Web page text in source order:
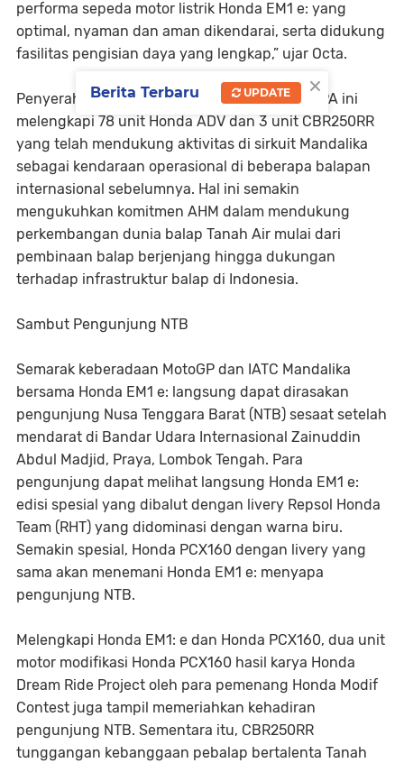
performa sepeda motor listrik Honda EM1 e: yang
optimal, nyaman dan aman dikendarai, serta didukung
fasilitas pengisian daya yang lengkap,” ujar Octa.
Penyerahan 10 unit Honda EM1 e: kepada MGPA ini
melengkapi 78 unit Honda ADV dan 3 unit CBR250RR
yang telah mendukung aktivitas di sirkuit Mandalika
sebagai kendaraan operasional di beberapa balapan
internasional sebelumnya. Hal ini semakin
mengukuhkan komitmen AHM dalam mendukung
perkembangan dunia balap Tanah Air mulai dari
pembinaan balap berjenjang hingga dukungan
terhadap infrastruktur balap di Indonesia.
Sambut Pengunjung NTB
Semarak keberadaan MotoGP dan IATC Mandalika
bersama Honda EM1 e: langsung dapat dirasakan
pengunjung Nusa Tenggara Barat (NTB) sesaat setelah
mendarat di Bandar Udara Internasional Zainuddin
Abdul Madjid, Praya, Lombok Tengah. Para
pengunjung dapat melihat langsung Honda EM1 e:
edisi spesial yang dibalut dengan livery Repsol Honda
Team (RHT) yang didominasi dengan warna biru.
Semakin spesial, Honda PCX160 dengan livery yang
sama akan menemani Honda EM1 e: menyapa
pengunjung NTB.
Melengkapi Honda EM1: e dan Honda PCX160, dua unit
motor modifikasi Honda PCX160 hasil karya Honda
Dream Ride Project oleh para pemenang Honda Modif
Contest juga tampil memeriahkan kehadiran
pengunjung NTB. Sementara itu, CBR250RR
tunggangan kebanggaan pebalap bertalenta Tanah
×
Berita Terbaru UPDATE